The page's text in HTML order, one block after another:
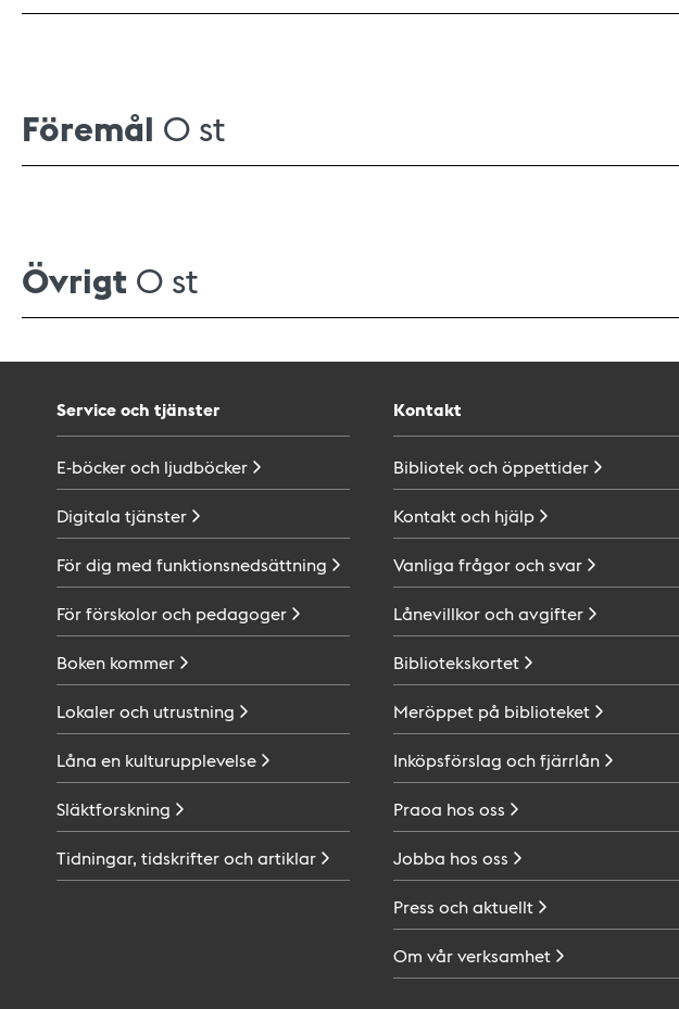
Föremål 0 st
Övrigt 0 st
Service och tjänster
E-böcker och ljudböcker
Digitala tjänster
För dig med funktionsnedsättning
För förskolor och pedagoger
Boken kommer
Lokaler och utrustning
Låna en kulturupplevelse
Släktforskning
Tidningar, tidskrifter ochartiklar
Kontakt
Bibliotek ochöppettider
Kontakt och hjälp
Vanliga frågor ochsvar
Lånevillkor ochavgifter
Bibliotekskortet
Meröppet på biblioteket
Inköpsförslag ochfjärrlån
Praoa hos oss
Jobba hos oss
Press ochaktuellt
Om vårverksamhet